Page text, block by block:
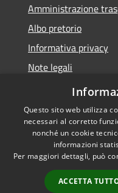
Amministrazione
Albo pretorio
Informativa privacy
Note legali
Dichiarazione di
Accessibilità
Questo sito web utilizza
necessari al corretto
nonché un cookie
informazioni
Per maggiori dettagli, può
ACCETTA